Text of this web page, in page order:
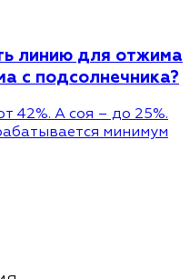
линию для отжима
с подсолнечника?
42%. А соя – до 25%.
минимум